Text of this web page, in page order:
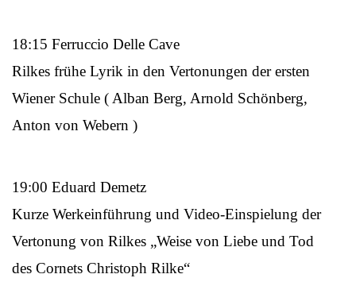
18:15 Ferruccio Delle Cave
Rilkes frühe Lyrik in den Vertonungen der ersten
Wiener Schule ( Alban Berg, Arnold Schönberg,
Anton von Webern )
19:00 Eduard Demetz
Kurze Werkeinführung und Video-Einspielung der
Vertonung von Rilkes „Weise von Liebe und Tod
des Cornets Christoph Rilke“